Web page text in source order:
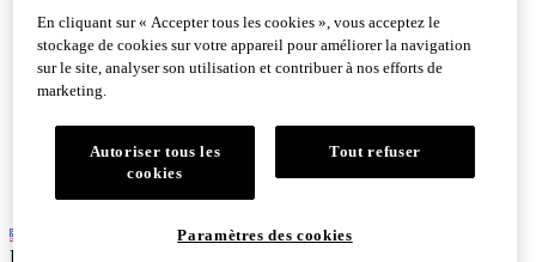
English
En cliquant sur « Accepter tous les cookies », vous acceptez le
stockage de cookies sur votre appareil pour améliorer la navigation
sur le site, analyser son utilisation et contribuer à nos efforts de
marketing.
Autoriser tous les
cookies
Tout refuser
Paramètres des cookies